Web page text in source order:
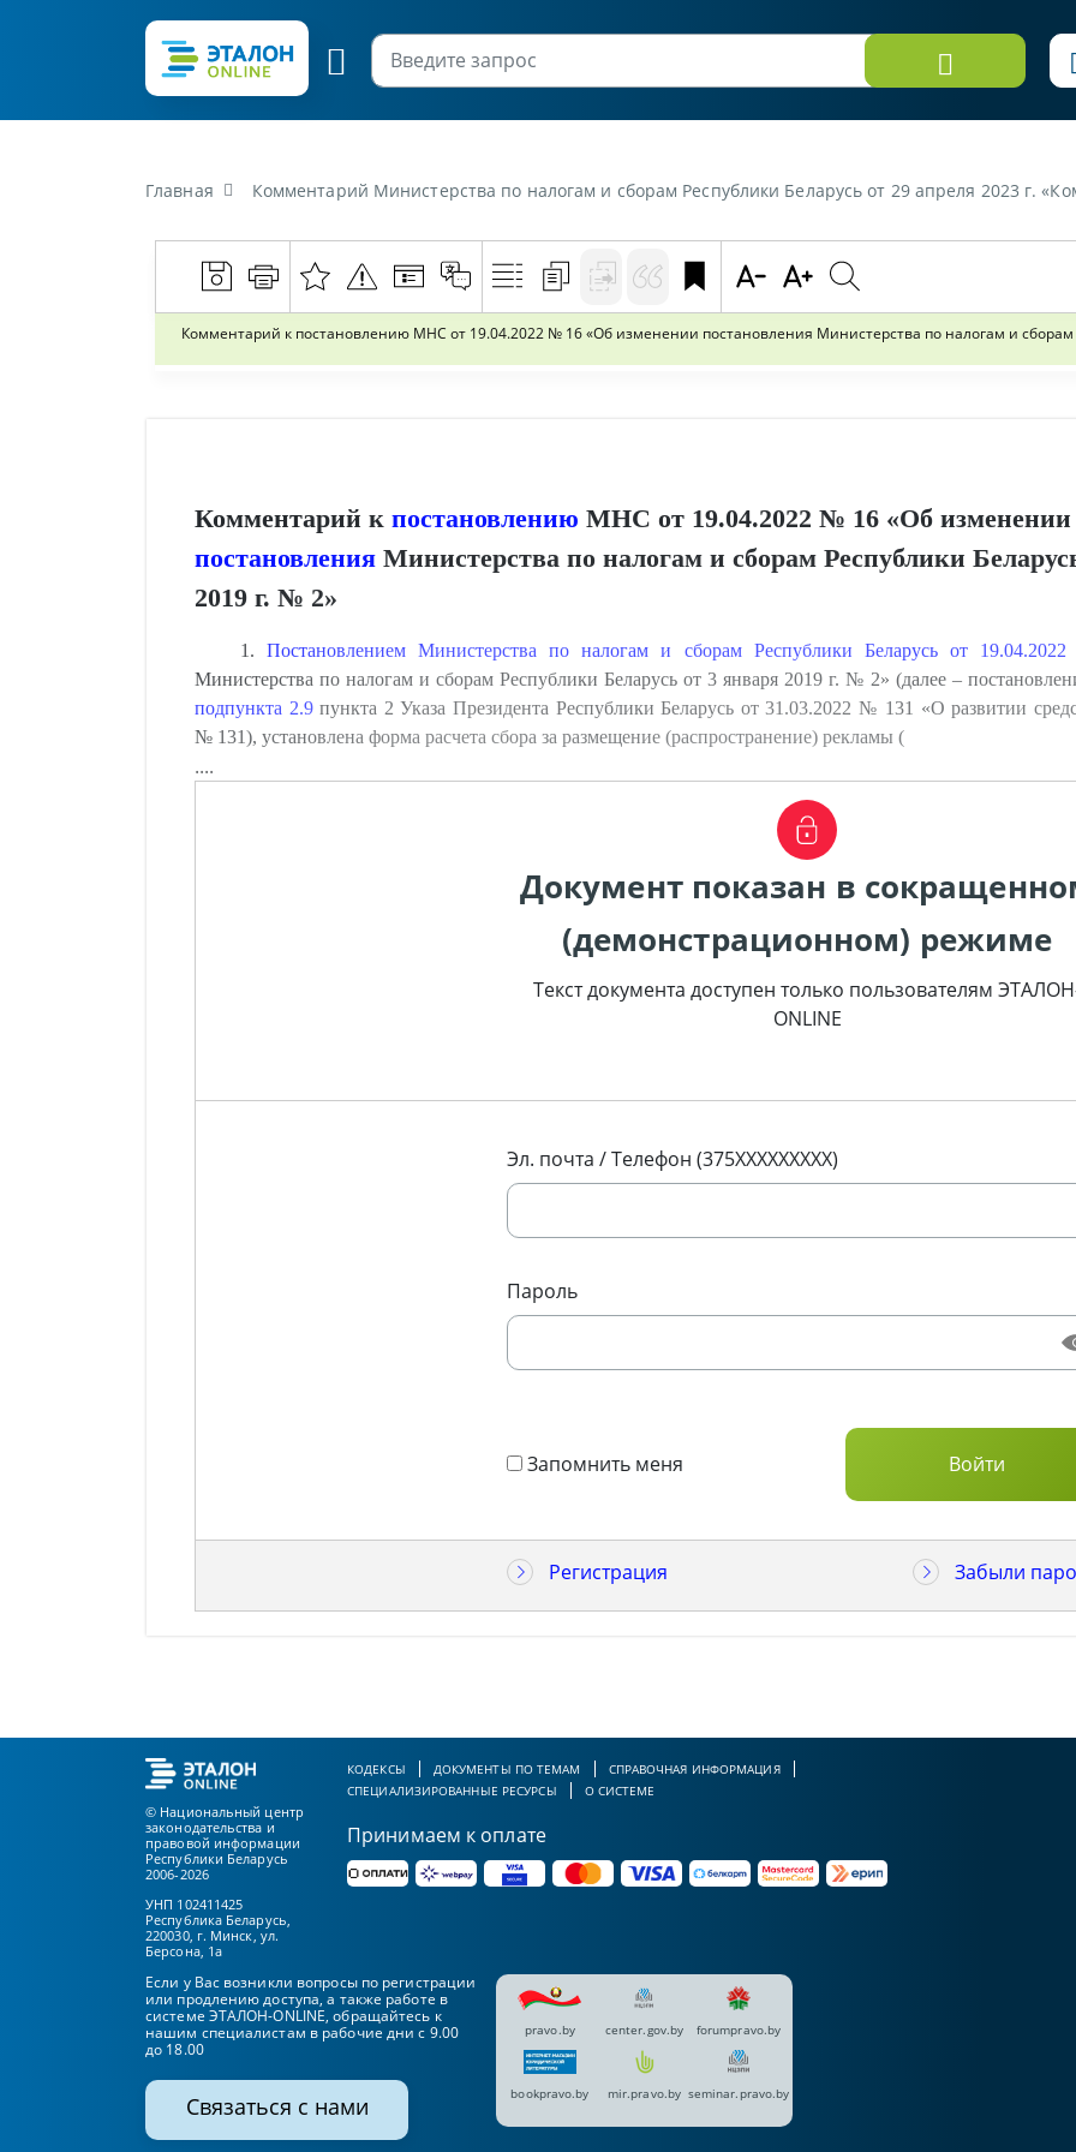
Главная Комментарий Министерства по налогам и сборам Республики Беларусь от 29 апреля 2023 г. «Комментарий к постановлению МНС от 19.04.2022 № 16 "Об изменении
Комментарий к постановлению МНС от 19.04.2022 № 16 «Об изменении постановления Министерства по налогам и сборам
Комментарий к постановлению МНС от 19.04.2022 № 16 «Об изменении
постановления Министерства по налогам и сборам Республики
2019 г. № 2»
1. Постановлением Министерства по налогам и сборам Республики Беларусь от
Министерства по налогам и сборам Республики Беларусь от 3 января 2019 г. № 2» (далее –
подпункта 2.9пункта 2 Указа Президента Республики Беларусь от 31.03.2022 № 131 «О развитии
№ 131), установлена форма расчета сбора за размещение (распространение) рекламы (
....
Документ показан в
(демонстрационном) режиме
Текст документа доступен только пользователям
ONLINE
Эл. почта / Телефон (375XXXXXXXXX)
Пароль
Запомнить меня
Регистрация Забыли
© Национальный центр
законодательства и
правовой информации
Республики Беларусь
2006-2026
УНП 102411425
Республика Беларусь,
220030, г. Минск, ул.
Берсона, 1а
КОДЕКСЫ ДОКУМЕНТЫ ПО ТЕМАМ
СПРАВОЧНАЯ ИНФОРМАЦИЯ
СПЕЦИАЛИЗИРОВАННЫЕ РЕСУРСЫ
О СИСТЕМЕ
Принимаем к оплате
Если у Вас возникли вопросы по регистрации
или продлению доступа, а также работе в
системе ЭТАЛОН-ONLINE, обращайтесь к
нашим специалистам в рабочие дни с 9.00
до 18.00
Связаться с нами
pravo.by center.gov.by forumpravo.by
bookpravo.by mir.pravo.by seminar.pravo.by